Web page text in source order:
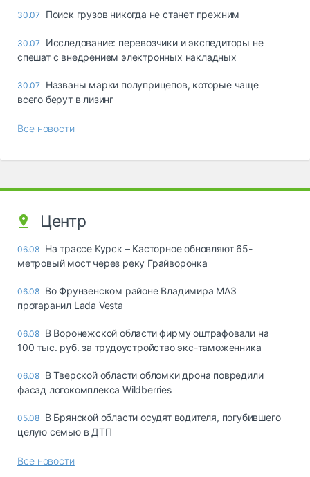
30.07 Поиск грузов никогда не станет прежним
30.07
Исследование: перевозчики и экспедиторы не
спешат с внедрением электронных накладных
30.07
Названы марки полуприцепов, которые чаще
всего берут в лизинг
Все новости
Центр
06.08 На трассе Курск – Касторное обновляют 65-
метровый мост через реку Грайворонка
06.08 Во Фрунзенском районе Владимира МАЗ
протаранил Lada Vesta
06.08 В Воронежской области фирму оштрафовали на
100 тыс. руб. за трудоустройство экс-таможенника
06.08 В Тверской области обломки дрона повредили
фасад логокомплекса Wildberries
05.08 В Брянской области осудят водителя, погубившего
целую семью в ДТП
Все новости